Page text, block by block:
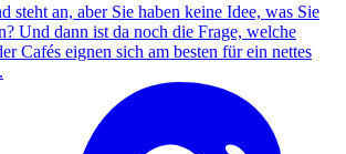
steht an, aber Sie haben keine Idee, was Sie
Und dann ist da noch die Frage, welche
Cafés eignen sich am besten für ein nettes